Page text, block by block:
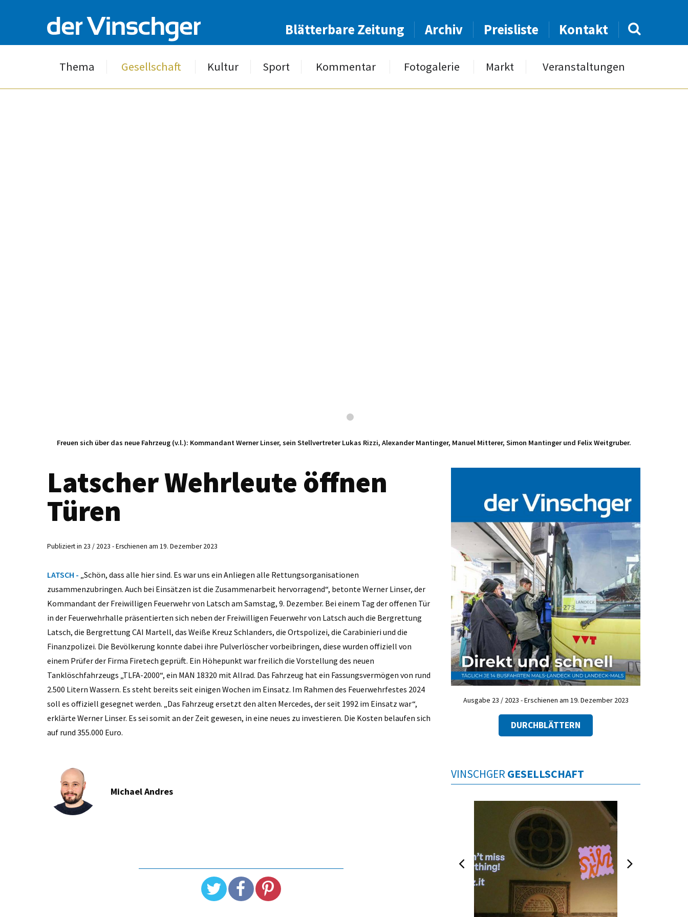
Blätterbare Zeitung Archiv Preisliste Kontakt
Thema Gesellschaft Kultur Sport Kommentar Fotogalerie Markt Veranstaltungen
Freuen sich über das neue Fahrzeug (v.l.): Kommandant Werner Linser, sein Stellvertreter Lukas Rizzi, Alexander Mantinger, Manuel Mitterer, Simon Mantinger und Felix Weitgruber.
Latscher Wehrleute öffnen
Türen
Publiziert in 23 / 2023 - Erschienen am 19. Dezember 2023
LATSCH - „Schön, dass alle hier sind. Es war uns ein Anliegen alle Rettungsorganisationen
zusammenzubringen. Auch bei Einsätzen ist die Zusammenarbeit hervorragend“, betonte Werner Linser, der
Kommandant der Freiwilligen Feuerwehr von Latsch am Samstag, 9. Dezember. Bei einem Tag der offenen Tür
in der Feuerwehrhalle präsentierten sich neben der Freiwilligen Feuerwehr von Latsch auch die Bergrettung
Latsch, die Bergrettung CAI Martell, das Weiße Kreuz Schlanders, die Ortspolizei, die Carabinieri und die
Finanzpolizei. Die Bevölkerung konnte dabei ihre Pulverlöscher vorbeibringen, diese wurden offiziell von
einem Prüfer der Firma Firetech geprüft. Ein Höhepunkt war freilich die Vorstellung des neuen
Tanklöschfahrzeugs „TLFA-2000“, ein MAN 18320 mit Allrad. Das Fahrzeug hat ein Fassungsvermögen von rund
2.500 Litern Wassern. Es steht bereits seit einigen Wochen im Einsatz. Im Rahmen des Feuerwehrfestes 2024
soll es offiziell gesegnet werden. „Das Fahrzeug ersetzt den alten Mercedes, der seit 1992 im Einsatz war“,
erklärte Werner Linser. Es sei somit an der Zeit gewesen, in eine neues zu investieren. Die Kosten belaufen sich
auf rund 355.000 Euro.
Michael Andres
Ausgabe 23 / 2023 - Erschienen am 19. Dezember 2023
DURCHBLÄTTERN
VINSCHGER GESELLSCHAFT